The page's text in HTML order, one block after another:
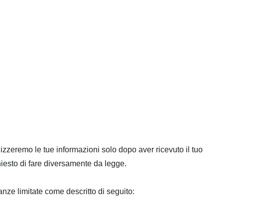
le tue informazioni solo dopo aver ricevuto il tuo
di fare diversamente da legge.
limitate come descritto di seguito: